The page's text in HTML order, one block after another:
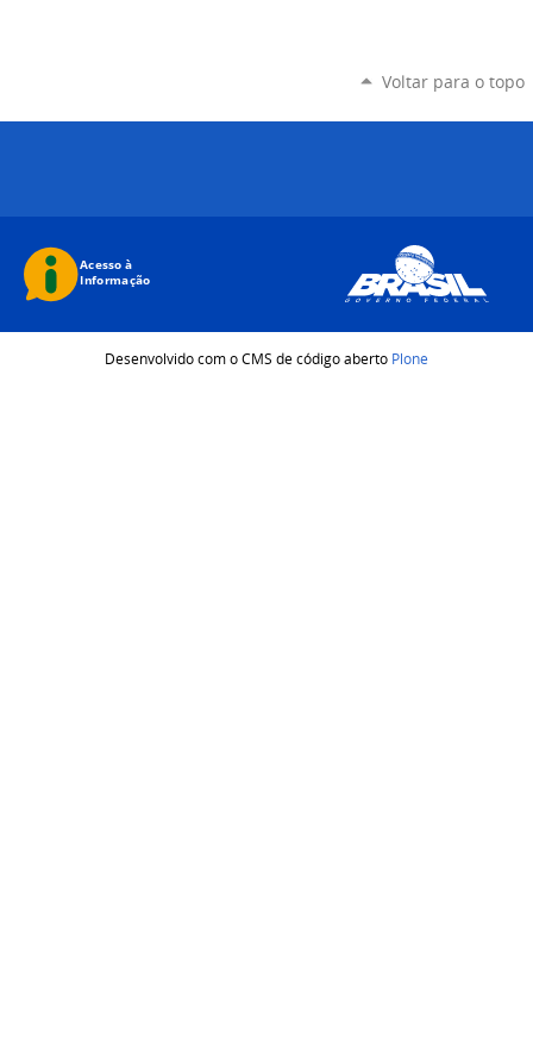
Voltar para o topo
Desenvolvido com o CMS de código aberto Plone